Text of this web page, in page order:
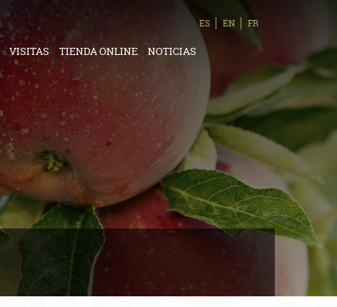
ES EN FR
VISITAS TIENDA ONLINE NOTICIAS